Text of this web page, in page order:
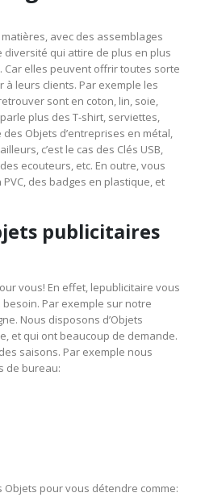
avec des assemblages
diversité qui attire de plus en plus
Car elles peuvent offrir toutes sorte
à leurs clients. Par exemple les
sont en coton, lin, soie,
plus des T-shirt, serviettes,
Objets d’entreprises en métal,
c’est le cas des Clés USB,
ecouteurs, etc. En outre, vous
des badges en plastique, et
publicitaires
vous! En effet, lepublicitaire vous
Par exemple sur notre
Nous disposons d’Objets
et qui ont beaucoup de demande.
saisons. Par exemple nous
de bureau:
Objets pour vous détendre comme: